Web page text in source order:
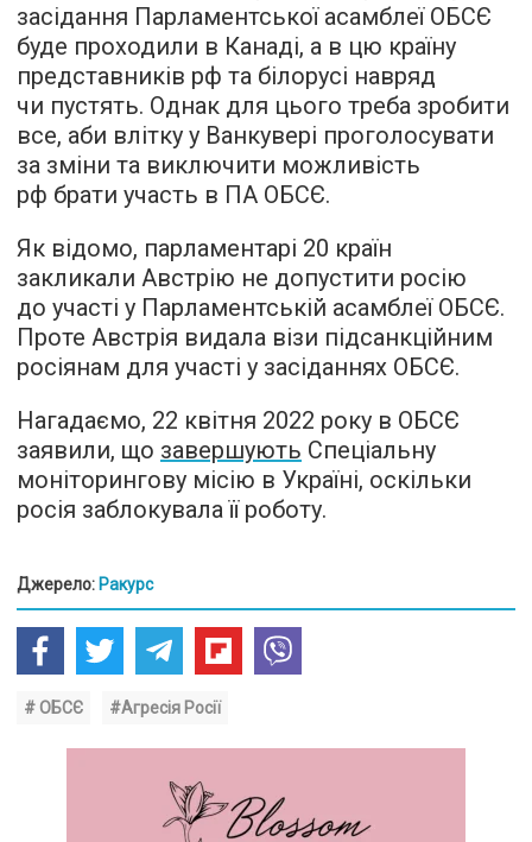
засідання Парламентської асамблеї ОБСЄ
буде проходили в Канаді, а в цю країну
представників рф та білорусі навряд
чи пустять. Однак для цього треба зробити
все, аби влітку у Ванкувері проголосувати
за зміни та виключити можливість
рф брати участь в ПА ОБСЄ.
Як відомо, парламентарі 20 країн
закликали Австрію не допустити росію
до участі у Парламентській асамблеї ОБСЄ.
Проте Австрія видала візи підсанкційним
росіянам для участі у засіданнях ОБСЄ.
Нагадаємо, 22 квітня 2022 року в ОБСЄ
заявили, що завершують Спеціальну
моніторингову місію в Україні, оскільки
росія заблокувала її роботу.
Джерело: Ракурс
# ОБСЄ #Агресія Росії